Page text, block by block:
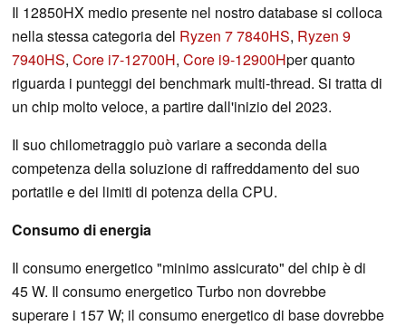
Il 12850HX medio presente nel nostro database si colloca
nella stessa categoria del Ryzen 7 7840HS, Ryzen 9
7940HS, Core i7-12700H, Core i9-12900Hper quanto
riguarda i punteggi dei benchmark multi-thread. Si tratta di
un chip molto veloce, a partire dall'inizio del 2023.
Il suo chilometraggio può variare a seconda della
competenza della soluzione di raffreddamento del suo
portatile e dei limiti di potenza della CPU.
Consumo di energia
Il consumo energetico "minimo assicurato" del chip è di
45 W. Il consumo energetico Turbo non dovrebbe
superare i 157 W; il consumo energetico di base dovrebbe